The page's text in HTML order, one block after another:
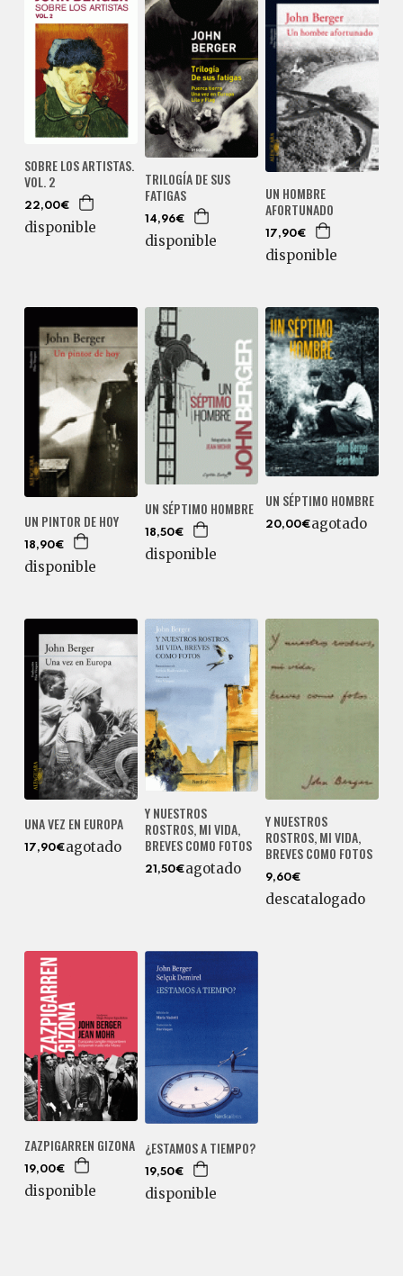
SOBRE LOS ARTISTAS.
VOL. 2
22,00€
disponible
TRILOGÍA DE SUS
FATIGAS
14,96€
disponible
UN HOMBRE
AFORTUNADO
17,90€
disponible
UN PINTOR DE HOY
18,90€
disponible
UN SÉPTIMO HOMBRE
18,50€
disponible
UN SÉPTIMO HOMBRE
20,00€agotado
UNA VEZ EN EUROPA
17,90€agotado
Y NUESTROS
ROSTROS, MI VIDA,
BREVES COMO FOTOS
21,50€agotado
Y NUESTROS
ROSTROS, MI VIDA,
BREVES COMO FOTOS
9,60€
descatalogado
ZAZPIGARREN GIZONA
19,00€
disponible
¿ESTAMOS A TIEMPO?
19,50€
disponible